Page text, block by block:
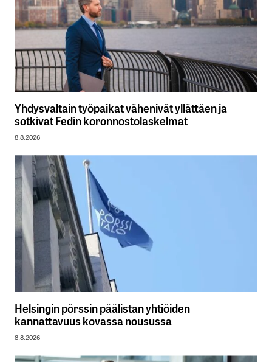
Yhdysvaltain työpaikat vähenivät yllättäen ja
sotkivat Fedin koronnostolaskelmat
8.8.2026
Helsingin pörssin päälistan yhtiöiden
kannattavuus kovassa nousussa
8.8.2026